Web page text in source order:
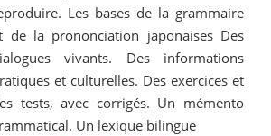
Les bases de la grammaire
de la prononciation japonaises Des
vivants. Des informations
et culturelles. Des exercices et
tests, avec corrigés. Un mémento
Un lexique bilingue